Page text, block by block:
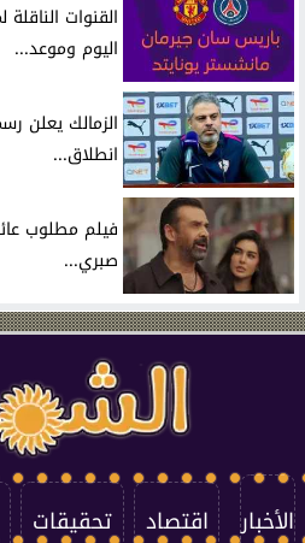
القنوات
اليوم وموعد...
الزمالك يعلن
انطلاق...
فيلم مطلوب
صبري...
الأخبار اقتصاد تحقيقات